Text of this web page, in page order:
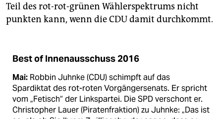
Teil des rot-rot-grü­nen Wäh­ler­spek­trums nicht
punk­ten kann, wenn die CDU damit durch­kommt.
Best of Innenausschuss 2016
Mai: Robbin Juhnke (CDU) schimpft auf das
Spardiktat des rot-roten Vorgängersenats. Er spricht
vom „Fetisch“ der Linkspartei. Die SPD verschont er.
Christopher Lauer (Piratenfraktion) zu Juhnke: „Das ist